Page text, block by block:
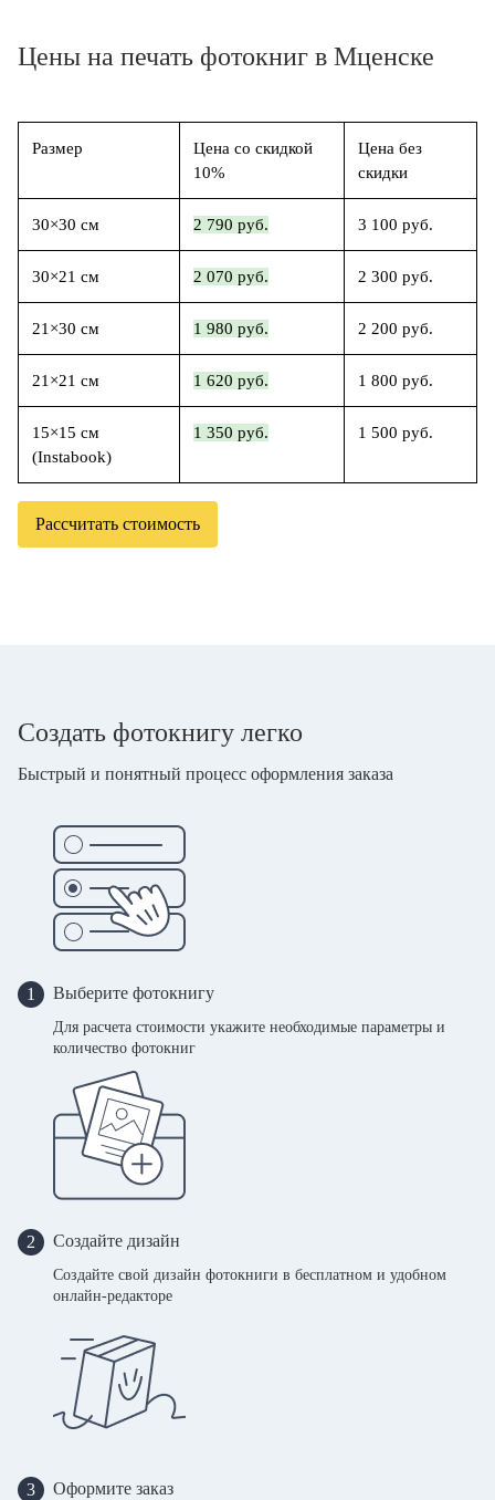
Цены на печать фотокниг в Мценске
Размер
Цена со скидкой
10%
Цена без
скидки
30×30 см 2 790 руб. 3 100 руб.
30×21 см 2 070 руб. 2 300 руб.
21×30 см 1 980 руб. 2 200 руб.
21×21 см 1 620 руб. 1 800 руб.
15×15 см
(Instabook)
1 350 руб. 1 500 руб.
Рассчитать стоимость
Создать фотокнигу легко
Быстрый и понятный процесс оформления заказа
1 Выберите фотокнигу
Для расчета стоимости укажите необходимые параметры и
количество фотокниг
2 Создайте дизайн
Создайте свой дизайн фотокниги в бесплатном и удобном
онлайн-редакторе
3 Оформите заказ